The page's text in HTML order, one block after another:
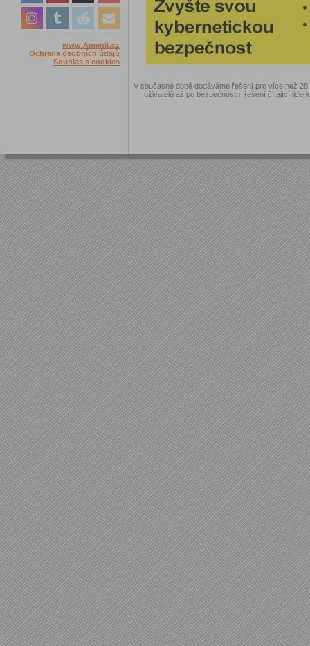
www.Amenit.cz
Ochrana osobních údajů
Souhlas s cookies
V současné době dodáváme řešení pro více než
uživatelů až po bezpečnostní řešení čítající